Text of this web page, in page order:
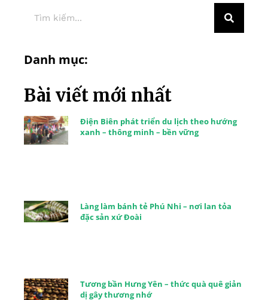
Danh mục:
Bài viết mới nhất
Điện Biên phát triển du lịch theo hướng
xanh – thông minh – bền vững
Làng làm bánh tẻ Phú Nhi – nơi lan tỏa
đặc sản xứ Đoài
Tương bần Hưng Yên – thức quà quê giản
dị gây thương nhớ